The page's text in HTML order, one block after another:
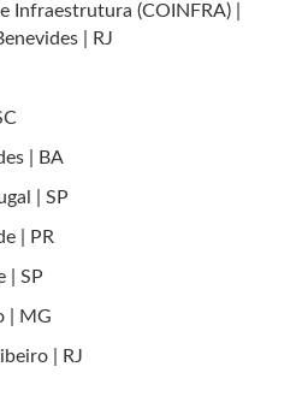
Infraestrutura (COINFRA) |
| RJ
| BA
| SP
| PR
| SP
| MG
| RJ